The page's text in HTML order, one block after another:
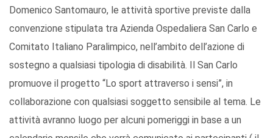
Domenico Santomauro, le attività sportive previste dalla
convenzione stipulata tra Azienda Ospedaliera San Carlo e
Comitato Italiano Paralimpico, nell’ambito dell’azione di
sostegno a qualsiasi tipologia di disabilità. Il San Carlo
promuove il progetto “Lo sport attraverso i sensi”, in
collaborazione con qualsiasi soggetto sensibile al tema. Le
attività avranno luogo per alcuni pomeriggi in base a un